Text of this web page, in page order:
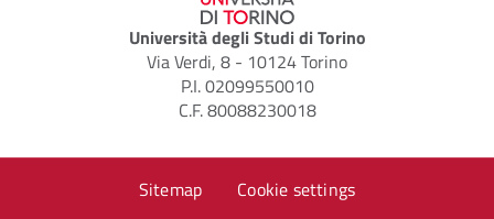
Università degli Studi di Torino
Via Verdi, 8 - 10124 Torino
P.I. 02099550010
C.F. 80088230018
Sitemap Cookie settings